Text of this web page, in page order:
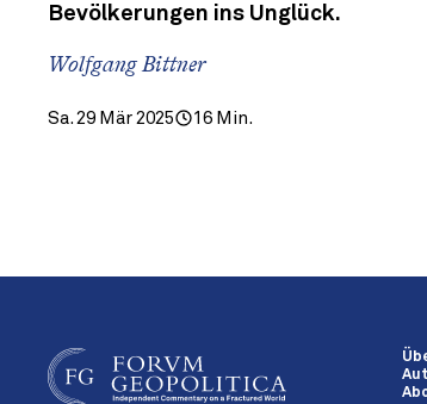
Bevölkerungen ins Unglück.
Wolfgang Bittner
Sa. 29 Mär 2025 16 Min.